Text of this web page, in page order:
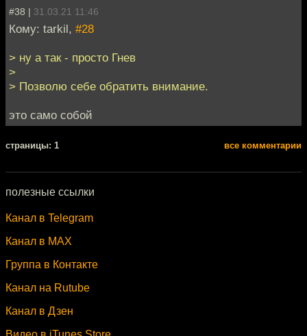
#38 | 31.03.21 11:46
Кому: tarkil, #28
> ну а так - просто Гнев
>
> Позволю себе обратить внимание.
это само собой
cтраницы: 1 все комментарии
полезные ссылки
Канал в Telegram
Канал в MAX
Группа в Контакте
Канал на Rutube
Канал в Дзен